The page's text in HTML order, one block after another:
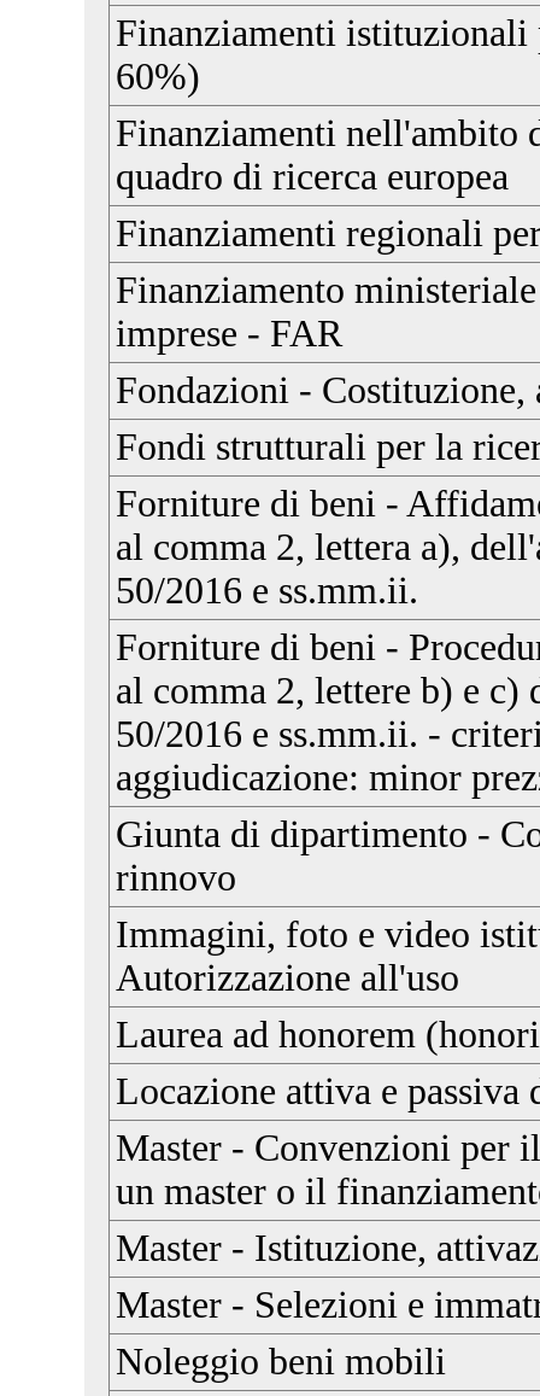
Finanziamenti istituzionali
60%)
Finanziamenti nell'ambito
quadro di ricerca europea
Finanziamenti regionali
Finanziamento
imprese - FAR
Fondazioni - Costituzione,
Fondi strutturali per la
Forniture di beni -
al comma 2, lettera a),
50/2016 e ss.mm.ii.
Forniture di beni -
al comma 2, lettere b) e c)
50/2016 e ss.mm.ii. -
aggiudicazione: minor
Giunta di dipartimento -
rinnovo
Immagini, foto e video
Autorizzazione all'uso
Laurea ad honorem
Locazione attiva e
Master - Convenzioni per
un master o il
Master - Istituzione,
Master - Selezioni e
Noleggio beni mobili